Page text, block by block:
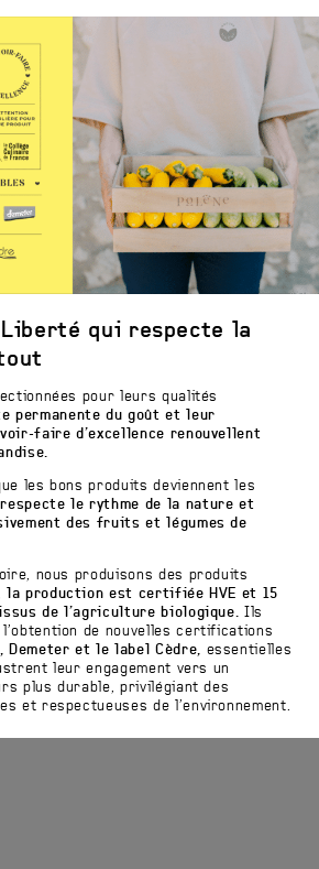
Liberté qui respecte la
pour leurs qualités
permanente du goût et leur
faire d’excellence renouvellent
les bons produits deviennent les
respecte le rythme de la nature et
des fruits et légumes de
nous produisons des produits
la production est certifiée HVE et 15
de l’agriculture biologique.Ils
de nouvelles certifications
Demeter et le label Cèdre, essentielles
leur engagement vers un
plus durable, privilégiant des
et respectueuses de l’environnement.